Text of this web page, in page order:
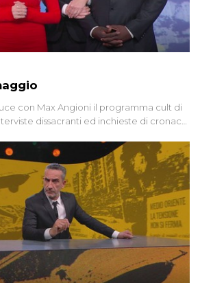
con Max Angioni il programma cult di
dissacranti ed inchieste di cronaca